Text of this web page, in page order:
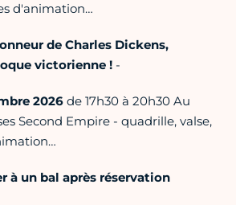
d'animation…
de Charles Dickens,
victorienne ! -
2026 de 17h30 à 20h30 Au
Second Empire - quadrille, valse,
à un bal après réservation